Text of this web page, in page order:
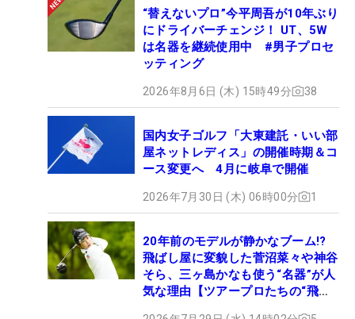
“替えないプロ”今平周吾が10年ぶり
にドライバーチェンジ！ UT、5W
は名器を継続使用中 #男子プロセ
ッティング
2026年8月6日 (木) 15時49分 38
国内女子ゴルフ「大東建託・いい部
屋ネットレディス」の開催時期＆コ
ース変更へ 4月に岐阜で開催
2026年7月30日 (木) 06時00分 1
20年前のモデルが静かなブーム!?
飛ばし屋に変貌した菅沼菜々や神谷
そら、三ヶ島かなも使う“名器”が人
気な理由【ツアープロたちの“飛ば